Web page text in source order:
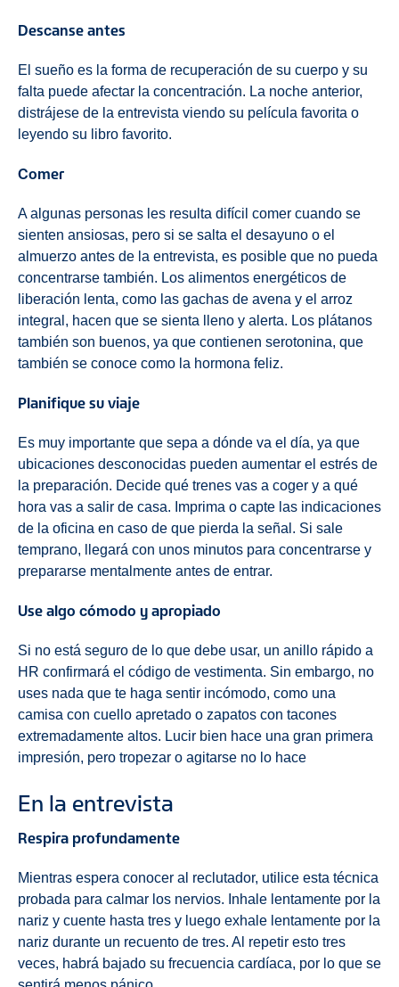
Descanse antes
El sueño es la forma de recuperación de su cuerpo y su
falta puede afectar la concentración. La noche anterior,
distrájese de la entrevista viendo su película favorita o
leyendo su libro favorito.
Comer
A algunas personas les resulta difícil comer cuando se
sienten ansiosas, pero si se salta el desayuno o el
almuerzo antes de la entrevista, es posible que no pueda
concentrarse también. Los alimentos energéticos de
liberación lenta, como las gachas de avena y el arroz
integral, hacen que se sienta lleno y alerta. Los plátanos
también son buenos, ya que contienen serotonina, que
también se conoce como la hormona feliz.
Planifique su viaje
Es muy importante que sepa a dónde va el día, ya que
ubicaciones desconocidas pueden aumentar el estrés de
la preparación. Decide qué trenes vas a coger y a qué
hora vas a salir de casa. Imprima o capte las indicaciones
de la oficina en caso de que pierda la señal. Si sale
temprano, llegará con unos minutos para concentrarse y
prepararse mentalmente antes de entrar.
Use algo cómodo y apropiado
Si no está seguro de lo que debe usar, un anillo rápido a
HR confirmará el código de vestimenta. Sin embargo, no
uses nada que te haga sentir incómodo, como una
camisa con cuello apretado o zapatos con tacones
extremadamente altos. Lucir bien hace una gran primera
impresión, pero tropezar o agitarse no lo hace
En la entrevista
Respira profundamente
Mientras espera conocer al reclutador, utilice esta técnica
probada para calmar los nervios. Inhale lentamente por la
nariz y cuente hasta tres y luego exhale lentamente por la
nariz durante un recuento de tres. Al repetir esto tres
veces, habrá bajado su frecuencia cardíaca, por lo que se